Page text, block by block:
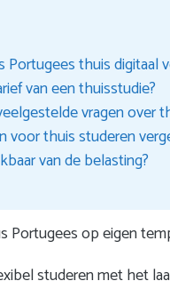
Portugees thuis digitaal
van een thuisstudie?
vragen over
voor thuis studeren
van de belasting?
Portugees op eigen
studeren met het